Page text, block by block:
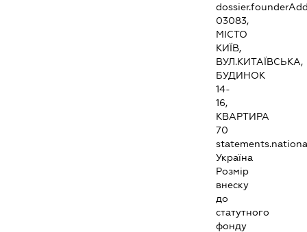
03083,
МІСТО
КИЇВ,
ВУЛ.КИТАЇВСЬКА,
БУДИНОК
14-
16,
КВАРТИРА
70
Україна
Розмір
внеску
до
статутного
фонду